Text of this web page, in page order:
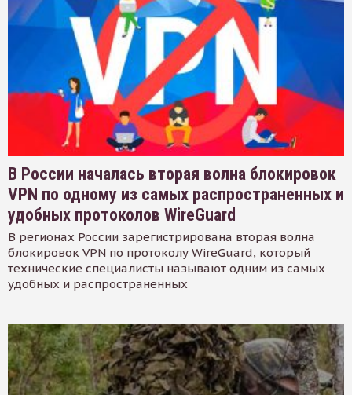
В России началась вторая волна блокировок
VPN по одному из самых распространенных и
удобных протоколов WireGuard
В регионах России зарегистрирована вторая волна
блокировок VPN по протоколу WireGuard, который
технические специалисты называют одним из самых
удобных и распространенных